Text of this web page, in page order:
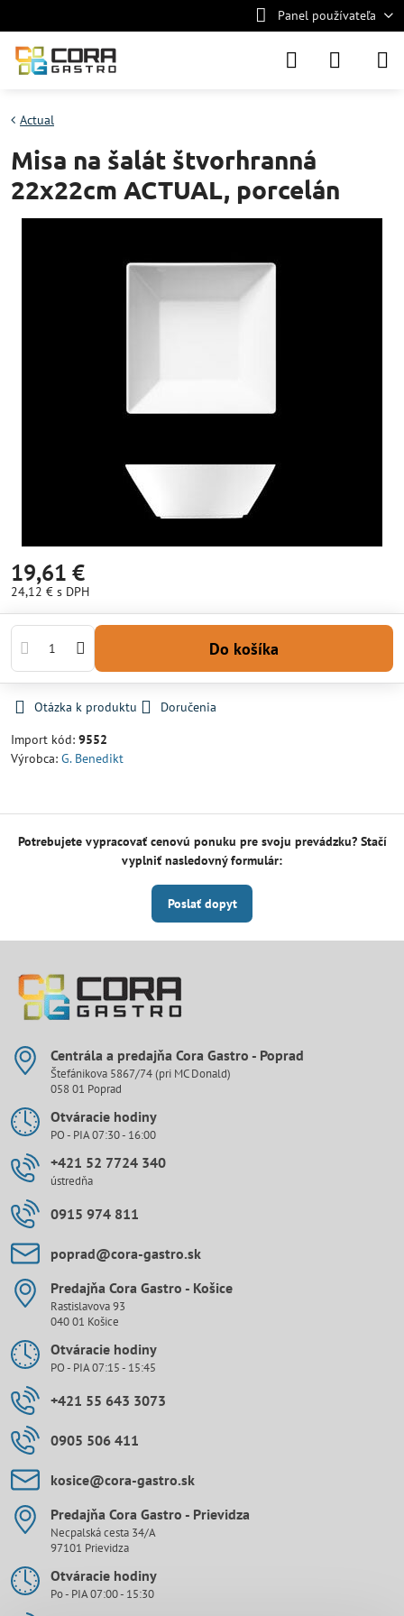
Panel používateľa
Actual
Misa na šalát štvorhranná
22x22cm ACTUAL, porcelán
19,61 €
24,12 € s DPH
Do košíka
Otázka k produktu
Doručenia
Import kód: 9552
Výrobca: G. Benedikt
Potrebujete vypracovať cenovú ponuku pre svoju prevádzku? Stačí
vyplniť nasledovný formulár:
Poslať dopyt
Centrála a predajňa Cora Gastro - Poprad
Štefánikova 5867/74 (pri MC Donald)
058 01 Poprad
Otváracie hodiny
PO - PIA 07:30 - 16:00
+421 52 7724 340
ústredňa
0915 974 811
poprad​@cora-gastro​.sk
Predajňa Cora Gastro - Košice
Rastislavova 93
040 01 Košice
Otváracie hodiny
PO - PIA 07:15 - 15:45
+421 55 643 3073
0905 506 411
kosice​@cora-gastro​.sk
Predajňa Cora Gastro - Prievidza
Necpalská cesta 34/A
97101 Prievidza
Otváracie hodiny
Po - PIA 07:00 - 15:30